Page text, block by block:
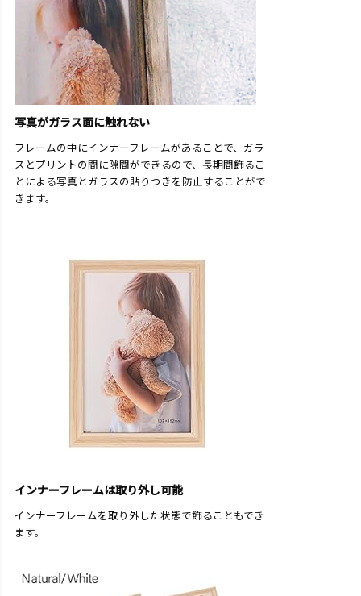
写真がガラス面に触れない
フレームの中にインナーフレームがあることで、ガラ
スとプリントの間に隙間ができるので、長期間飾るこ
とによる写真とガラスの貼りつきを防止することがで
きます。
インナーフレームは取り外し可能
インナーフレームを取り外した状態で飾ることもでき
ます。